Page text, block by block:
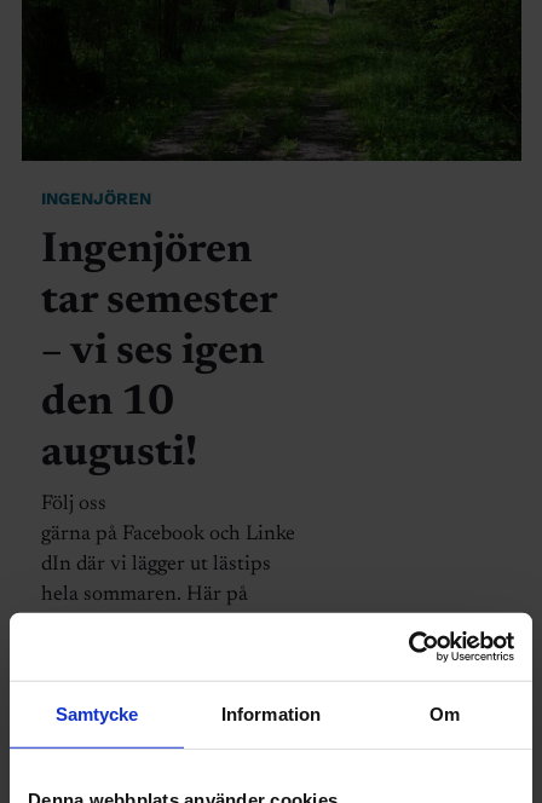
Samtycke Information Om
INGENJÖREN
Ingenjören
tar semester
– vi ses igen
den 10
augusti!
Följ oss
gärna på Facebook och Linke
dIn där vi lägger ut lästips
hela sommaren. Här på